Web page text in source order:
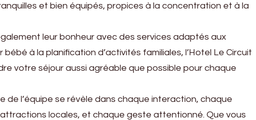
et bien équipés, propices à la concentration et à la
leur bonheur avec des services adaptés aux
à la planification d’activités familiales, l’Hotel Le Circuit
votre séjour aussi agréable que possible pour chaque
de l’équipe se révèle dans chaque interaction, chaque
locales, et chaque geste attentionné. Que vous